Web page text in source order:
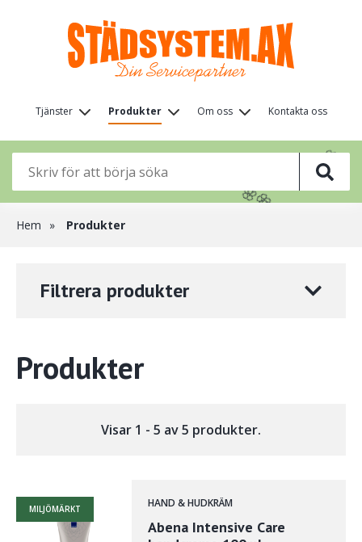
huvudinnehåll
Huvudmeny
(nivå
1)
Tjänster Produkter Om oss Kontakta oss
🌸
🌸
🌸
🌸
🌸
Länkstig
Hem Produkter
Filtrera produkter
Produkter
Visar 1 - 5 av 5 produkter.
MILJÖMÄRKT HAND & HUDKRÄM
Abena Intensive Care